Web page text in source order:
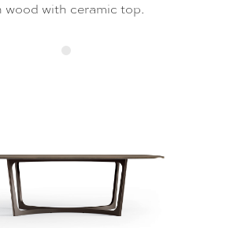
wood with ceramic top.